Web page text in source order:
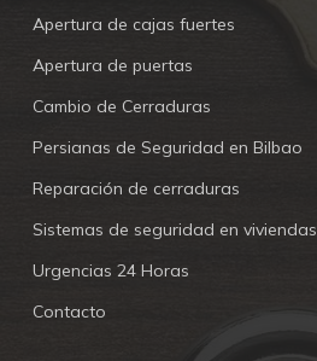
Apertura de cajas fuertes
Apertura de puertas
Cambio de Cerraduras
Persianas de Seguridad en Bilbao
Reparación de cerraduras
Sistemas de seguridad en viviendas
Urgencias 24 Horas
Contacto